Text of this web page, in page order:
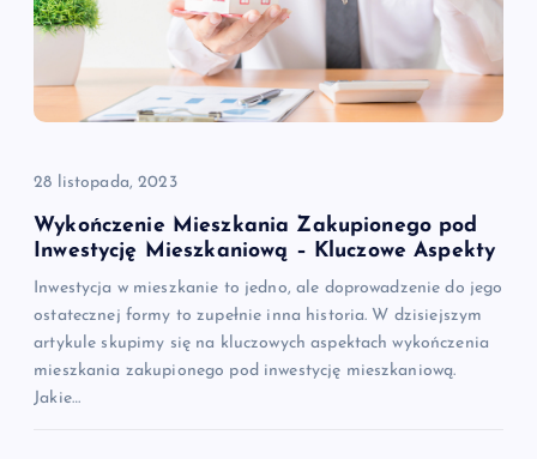
28 listopada, 2023
Wykończenie Mieszkania Zakupionego pod
Inwestycję Mieszkaniową – Kluczowe Aspekty
Inwestycja w mieszkanie to jedno, ale doprowadzenie do jego
ostatecznej formy to zupełnie inna historia. W dzisiejszym
artykule skupimy się na kluczowych aspektach wykończenia
mieszkania zakupionego pod inwestycję mieszkaniową.
Jakie…